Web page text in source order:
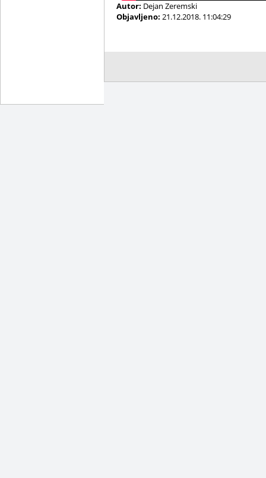
Autor: Dejan Zeremski
Objavljeno: 21.12.2018. 11:04:29